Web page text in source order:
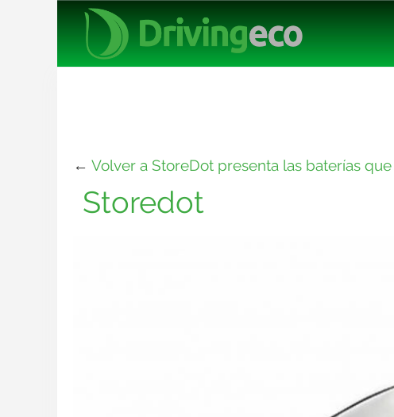
← Volver a StoreDot presenta las baterías
Storedot